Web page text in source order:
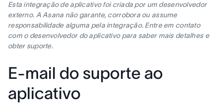
Esta integração de aplicativo foi criada por um desenvolvedor
externo. A Asana não garante, corrobora ou assume
responsabilidade alguma pela integração. Entre em contato
com o desenvolvedor do aplicativo para saber mais detalhes e
obter suporte.
E-mail do suporte ao
aplicativo